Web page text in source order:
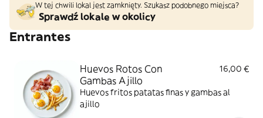
W tej chwili lokal jest zamknięty. Szukasz podobnego miejsca?
Sprawdź lokale w okolicy
Entrantes
Huevos Rotos Con
Gambas Ajillo
16,00 €
Huevos fritos patatas finas y gambas al
ajillo